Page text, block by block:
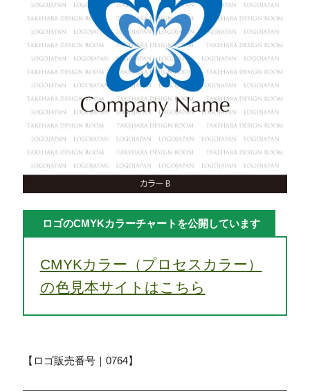
ロゴのCMYKカラーチャートを公開しています
CMYKカラー（プロセスカラー）
の色見本サイトはこちら
【ロゴ販売番号｜0764】